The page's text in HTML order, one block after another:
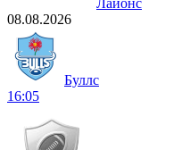
Лайонс
08.08.2026
Буллс
16:05